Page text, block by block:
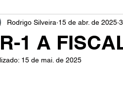
1 A
Rodrigo Silveira 15 de abr. de 2025
15 de mai. de 2025